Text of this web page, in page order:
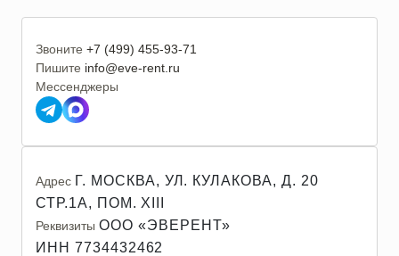
Звоните +7 (499) 455-93-71
Пишите info@eve-rent.ru
Мессенджеры
Адрес Г. МОСКВА, УЛ. КУЛАКОВА, Д. 20
СТР.1А, ПОМ. XIII
Реквизиты ООО «ЭВЕРЕНТ»
ИНН 7734432462